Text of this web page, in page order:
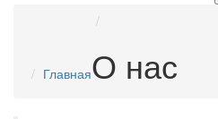
ГлавнаяО нас